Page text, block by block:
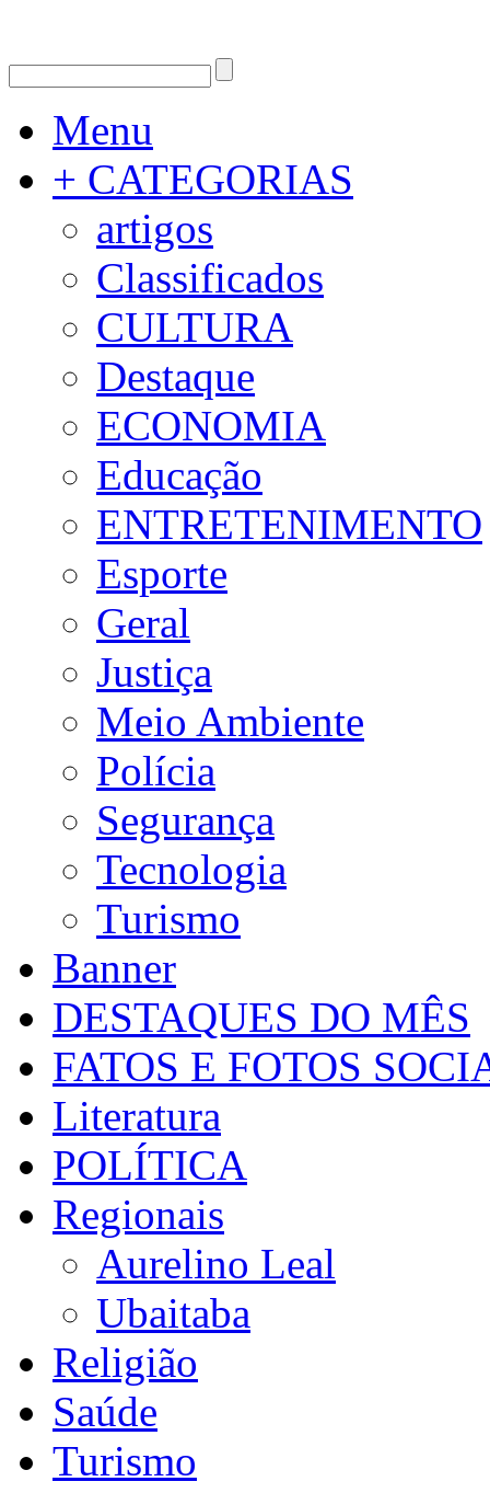
Menu
+ CATEGORIAS
artigos
Classificados
CULTURA
Destaque
ECONOMIA
Educação
ENTRETENIMENTO
Esporte
Geral
Justiça
Meio Ambiente
Polícia
Segurança
Tecnologia
Turismo
Banner
DESTAQUES DO MÊS
FATOS E FOTOS
Literatura
POLÍTICA
Regionais
Aurelino Leal
Ubaitaba
Religião
Saúde
Turismo